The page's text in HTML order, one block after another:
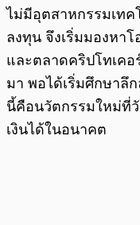
ไม่มีอุตสาหกรรมเทค
ลงทุน จึงเริ่มมองหา
และตลาดคริปโทเคอ
มา พอได้เริ่มศึกษาลึ
นี้คือนวัตกรรมใหม่ที่
เงินได้ในอนาคต